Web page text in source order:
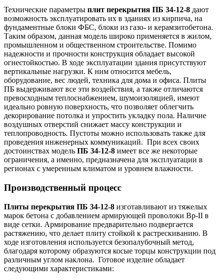
Технические параметры плит перекрытия ПБ 34-12-8 дают
возможность эксплуатировать их в зданиях из кирпича, на
фундаментные блоки ФБС, блоки из газо- и керамзитобетона.
Таким образом, данная модель широко применяется в жилом,
промышленном и общественном строительстве. Помимо
надежности и прочности конструкция обладает высокой
огнестойкостью. В ходе эксплуатации здания присутствуют
вертикальные нагрузки. К ним относится мебель,
оборудование, вес людей, техника для дома и офиса. Плиты
ПБ выдерживают все эти воздействия, а также отличаются
превосходным теплоснабжением, шумоизоляцией, имеют
идеально ровную поверхность, что позволяет облегчить
декорирование потолка и упростить укладку пола. Наличие
воздушных отверстий снижает массу конструкции и
теплопроводность. Пустоты можно использовать также для
проведения инженерных коммуникаций. При всех своих
достоинствах модель ПБ 34-12-8 имеет все же некоторые
ограничения, а именно, предназначена для эксплуатации в
регионах с умеренным климатом и уровнем влажности.
Производственный процесс
Плиты перекрытия ПБ 34-12-8 изготавливают из тяжелых
марок бетона с добавлением армирующей проволоки Вр-II в
виде сетки. Армирование предварительно подвергается
растяжению, что делает плиту стойкой к растрескиванию. В
ходе изготовления используется безопалубочный метод,
благодаря которому образуются косые торцы конструкции под
различным углом наклона. Готовое изделие обладает
следующими характеристиками: